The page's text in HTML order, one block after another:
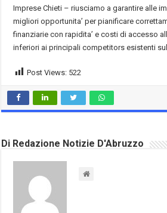
Imprese Chieti – riusciamo a garantire alle
migliori opportunita’ per pianificare
finanziarie con rapidita’ e costi di accesso
inferiori ai principali competitors esistenti
Post Views: 522
Di Redazione Notizie D'Abruzzo